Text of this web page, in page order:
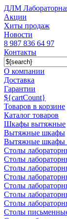
ДЛМ
Акции
Хиты продаж
Новости
8 987 836 64 97
Контакты
О компании
Доставка
Гарантии
${cartCount}
Товаров в корзине
Каталог товаров
Шкафы вытяжные
Вытяжные шкафы
Вытяжные шкафы
Столы
Столы
Столы
Столы
Столы
Столы
Столы
Столы